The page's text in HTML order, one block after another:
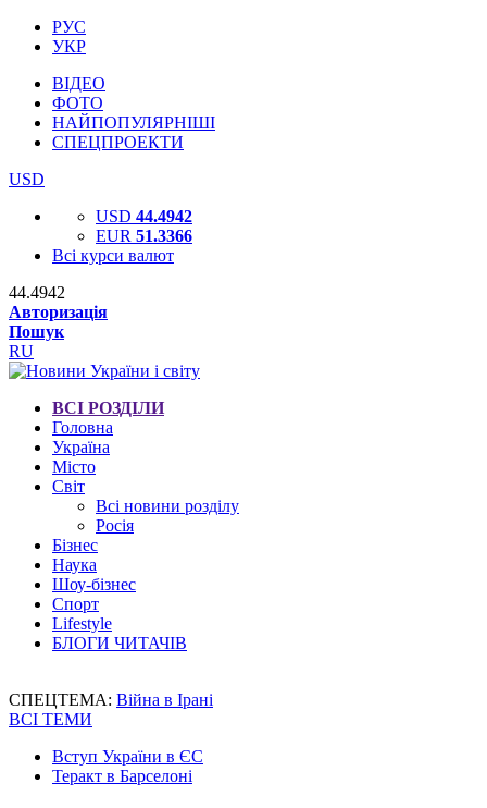
РУС
УКР
ВІДЕО
ФОТО
НАЙПОПУЛЯРНІШІ
СПЕЦПРОЕКТИ
USD
USD 44.4942
EUR 51.3366
Всі курси валют
44.4942
Авторизація
Пошук
RU
ВСІ РОЗДІЛИ
Головна
Україна
Місто
Світ
Всі новини розділу
Росія
Бізнес
Наука
Шоу-бізнес
Спорт
Lifestyle
БЛОГИ ЧИТАЧІВ
СПЕЦТЕМА: Війна в Ірані
ВСІ ТЕМИ
Вступ України в ЄС
Теракт в Барселоні